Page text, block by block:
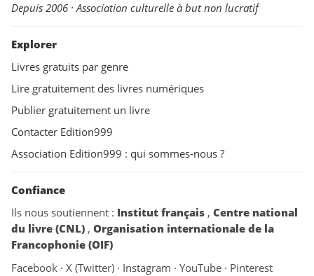
Depuis 2006 · Association culturelle à but non lucratif
Explorer
Livres gratuits par genre
Lire gratuitement des livres numériques
Publier gratuitement un livre
Contacter Edition999
Association Edition999 : qui sommes-nous ?
Confiance
Ils nous soutiennent : Institut français , Centre national
du livre (CNL) , Organisation internationale de la
Francophonie (OIF)
Facebook · X (Twitter) · Instagram · YouTube · Pinterest